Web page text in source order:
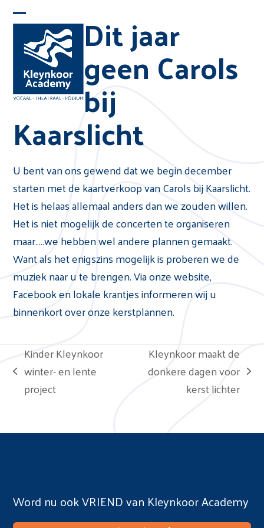
Skip
content
Open
mobile
menu
Close
mobile
menu
Dit jaar
geen Carols
bij
Kaarslicht
U bent van ons gewend dat we begin december
starten met de kaartverkoop van Carols bij Kaarslicht.
Het is helaas allemaal anders dan we zouden willen.
Het is niet mogelijk de concerten te organiseren
maar…..we hebben wel andere plannen gemaakt.
Want als het enigszins mogelijk is proberen we de
muziek naar u te brengen. Via onze website,
Facebook en lokale krantjes informeren wij u
binnenkort over onze kerstplannen.
previous
post:
Kinder Kleynkoor
winter- en lente
project
Kleynkoor maakt de
donkere dagen voor
kerst lichter
Word nu ook VRIEND van Kleynkoor Academy